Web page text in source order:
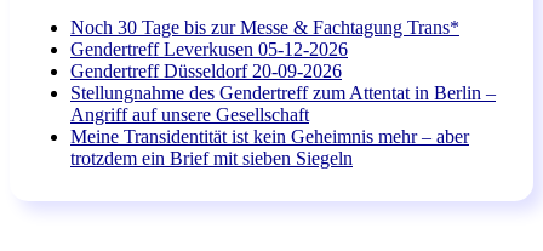
Noch 30 Tage bis zur Messe & Fachtagung Trans*
Gendertreff Leverkusen 05-12-2026
Gendertreff Düsseldorf 20-09-2026
Stellungnahme des Gendertreff zum Attentat in Berlin –
Angriff auf unsere Gesellschaft
Meine Transidentität ist kein Geheimnis mehr – aber
trotzdem ein Brief mit sieben Siegeln